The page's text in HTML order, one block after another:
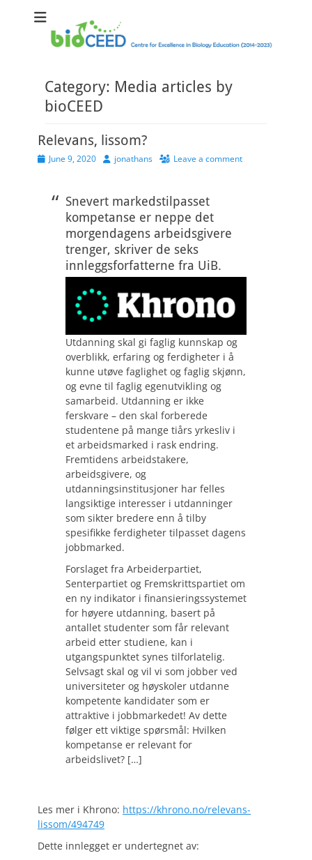
Centre for Excellence in Biology Education (2014-2023)
Category: Media articles by
bioCEED
Relevans, lissom?
PostedJune 9, 2020 Authorjonathans Leave a comment
Snevert markedstilpasset
kompetanse er neppe det
morgendagens arbeidsgivere
trenger, skriver de seks
innleggsforfatterne fra UiB.
Utdanning skal gi faglig kunnskap og
overblikk, erfaring og ferdigheter i å
kunne utøve faglighet og faglig skjønn,
og evne til faglig egenutvikling og
samarbeid. Utdanning er ikke
ferskvare – den skal forberede
studentene på mange tiårs yrkesliv i
et arbeidsmarked i rask endring.
Fremtidens arbeidstakere,
arbeidsgivere, og
utdanningsinstitusjoner har felles
langsiktige interesser i utdanninger
som sikter bredere enn å tilby
spesifikke ferdigheter tilpasset dagens
jobbmarked.
Forslaget fra Arbeiderpartiet,
Senterpartiet og Fremskrittspartiet om
en ny indikator i finansieringssystemet
for høyere utdanning, basert på
antallet studenter som får relevant
arbeid etter studiene, kan i
utgangspunktet synes tilforlatelig.
Selvsagt skal og vil vi som jobber ved
universiteter og høyskoler utdanne
kompetente kandidater som er
attraktive i jobbmarkedet! Av dette
følger ett viktige spørsmål: Hvilken
kompetanse er relevant for
arbeidslivet? […]
Les mer i Khrono: https://khrono.no/relevans-
lissom/494749
Dette innlegget er undertegnet av: